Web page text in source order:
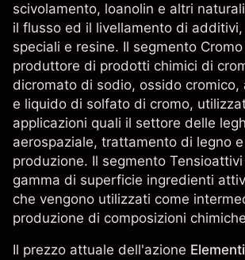
scivolamento, loanolin e altri
il flusso ed il livellamento di
speciali e resine. Il segmento
produttore di prodotti chimici di
dicromato di sodio, ossido cromico,
e liquido di solfato di cromo,
applicazioni quali il settore delle
aerospaziale, trattamento di legno
produzione. Il segmento
gamma di superficie ingredienti
che vengono utilizzati come
produzione di composizioni
Il prezzo attuale dell'azione